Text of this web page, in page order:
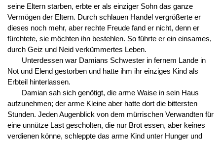
seine Eltern starben, erbte er als einziger Sohn das ganze
Vermögen der Eltern. Durch schlauen Handel vergrößerte er
dieses noch mehr, aber rechte Freude fand er nicht, denn er
fürchtete, sie möchten ihn bestehlen. So führte er ein einsames,
durch Geiz und Neid verkümmertes Leben.
Unterdessen war Damians Schwester in fernem Lande in
Not und Elend gestorben und hatte ihm ihr einziges Kind als
Erbteil hinterlassen.
Damian sah sich genötigt, die arme Waise in sein Haus
aufzunehmen; der arme Kleine aber hatte dort die bittersten
Stunden. Jeden Augenblick von dem mürrischen Verwandten für
eine unnütze Last gescholten, die nur Brot essen, aber keines
verdienen könne, schleppte das arme Kind unter Hunger und